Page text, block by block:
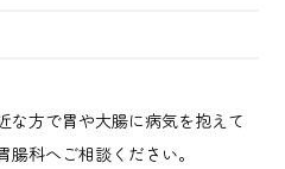
な方で胃や大腸に病気を抱えて
科へご相談ください。